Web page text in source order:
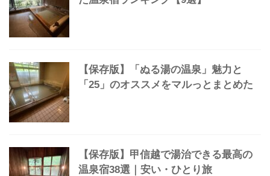
【保存版】「ぬる湯の温泉」魅力と
「25」のオススメをマルっとまとめた
【保存版】甲信越で湯治できる最高の
温泉宿38選｜安い・ひとり旅